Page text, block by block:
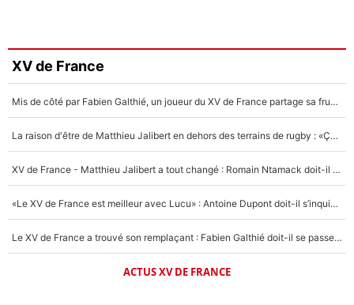
XV de France
Mis de côté par Fabien Galthié, un joueur du XV de France partage sa frustration : «ils ne me l’ont pas dit tout de suite»
La raison d'être de Matthieu Jalibert en dehors des terrains de rugby : «Ça m'atteint autant que si tu touches à un membre de ma famille»
XV de France - Matthieu Jalibert a tout changé : Romain Ntamack doit-il s’inquiéter pour sa place à un an de la Coupe du monde ?
«Le XV de France est meilleur avec Lucu» : Antoine Dupont doit-il s’inquiéter pour sa place ?
Le XV de France a trouvé son remplaçant : Fabien Galthié doit-il se passer d'Antoine Dupont ?
ACTUS XV DE FRANCE